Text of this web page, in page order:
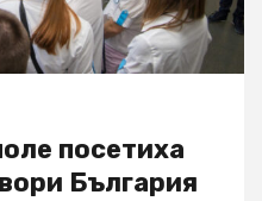
посетиха
България